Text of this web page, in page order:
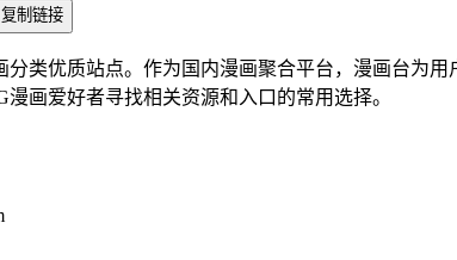
制链接
类优质站点。作为国内漫画聚合平台，漫画台为
画爱好者寻找相关资源和入口的常用选择。